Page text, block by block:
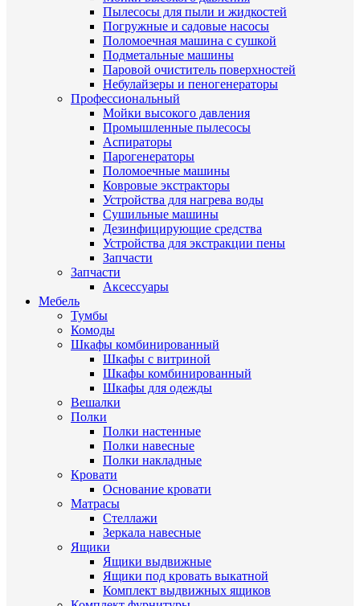
Пылесосы для пыли и жидкостей
Погружные и садовые насосы
Поломоечная машина с сушкой
Подметальные машины
Паровой очиститель поверхностей
Небулайзеры и пеногенераторы
Профессиональный
Мойки высокого давления
Промышленные пылесосы
Аспираторы
Парогенераторы
Поломоечные машины
Ковровые экстракторы
Устройства для нагрева воды
Сушильные машины
Дезинфицирующие средства
Устройства для экстракции пены
Запчасти
Запчасти
Аксессуары
Мебель
Тумбы
Комоды
Шкафы комбинированный
Шкафы с витриной
Шкафы комбинированный
Шкафы для одежды
Вешалки
Полки
Полки настенные
Полки навесные
Полки накладные
Кровати
Основание кровати
Матрасы
Стеллажи
Зеркала навесные
Ящики
Ящики выдвижные
Ящики под кровать выкатной
Комплект выдвижных ящиков